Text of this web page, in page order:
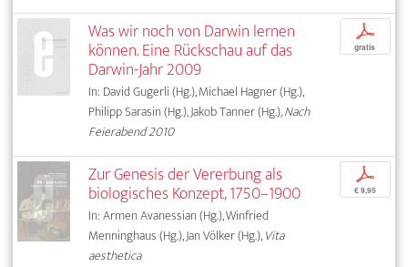
Was wir noch von Darwin lernen
können. Eine Rückschau auf das
Darwin-Jahr 2009
In: David Gugerli (Hg.), Michael Hagner (Hg.),
Philipp Sarasin (Hg.), Jakob Tanner (Hg.),Nach
Feierabend 2010
p
gratis
Zur Genesis der Vererbung als
biologisches Konzept, 1750–1900
In: Armen Avanessian (Hg.), Winfried
Menninghaus (Hg.), Jan Völker (Hg.),Vita
aesthetica
p
€ 9,95